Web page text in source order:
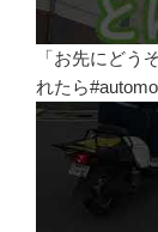
「お先にどう
れたら